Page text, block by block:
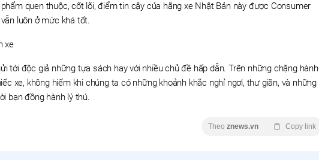
quen thuộc, cốt lõi, điểm tin cậy của hãng xe Nhật Bản này được Consumer
luôn ở mức khá tốt.
xe
tới độc giả những tựa sách hay với nhiều chủ đề hấp dẫn. Trên những chặng hành
xe, không hiếm khi chúng ta có những khoảnh khắc nghỉ ngơi, thư giãn, và những
bạn đồng hành lý thú.
Theoznews.vn Copy link